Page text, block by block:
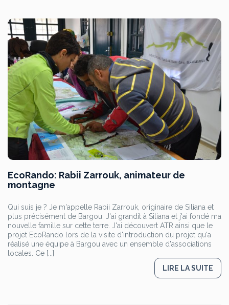
EcoRando: Rabii Zarrouk, animateur de
montagne
Qui suis je ? Je m'appelle Rabii Zarrouk, originaire de Siliana et
plus précisément de Bargou. J'ai grandit à Siliana et j'ai fondé ma
nouvelle famille sur cette terre. J'ai découvert ATR ainsi que le
projet EcoRando lors de la visite d'introduction du projet qu'a
réalisé une équipe à Bargou avec un ensemble d'associations
locales. Ce [...]
LIRE LA SUITE